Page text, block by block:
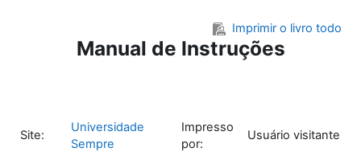
Imprimir o livro todo
Manual de Instruções
Site:
Universidade
Sempre
Impresso
por:
Usuário visitante